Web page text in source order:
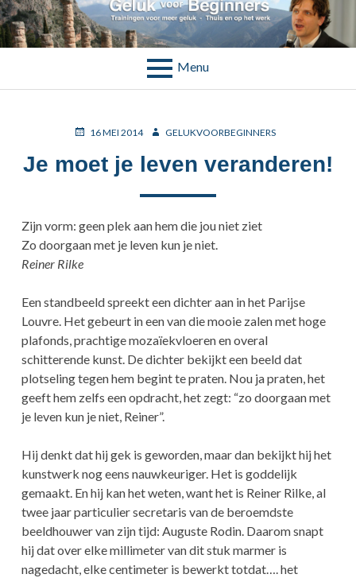
Skip
to
content
TAG:SLOTERDIJK
Menu
POSTED16 MEI 2014 AUTHOR
GELUKVOORBEGINNERS
Je moet je leven veranderen!
Zijn vorm: geen plek aan hem die jou niet ziet
Zo doorgaan met je leven kun je niet.
Reiner Rilke
Een standbeeld spreekt een dichter aan in het Parijse
Louvre. Het gebeurt in een van die mooie zalen met hoge
plafonds, prachtige mozaïekvloeren en overal
schitterende kunst. De dichter bekijkt een beeld dat
plotseling tegen hem begint te praten. Nou ja praten, het
geeft hem zelfs een opdracht, het zegt: “zo doorgaan met
je leven kun je niet, Reiner”.
Hij denkt dat hij gek is geworden, maar dan bekijkt hij het
kunstwerk nog eens nauwkeuriger. Het is goddelijk
gemaakt. En hij kan het weten, want het is Reiner Rilke, al
twee jaar particulier secretaris van de beroemdste
beeldhouwer van zijn tijd: Auguste Rodin. Daarom snapt
hij dat over elke millimeter van dit stuk marmer is
nagedacht, elke centimeter is bewerkt totdat…. het